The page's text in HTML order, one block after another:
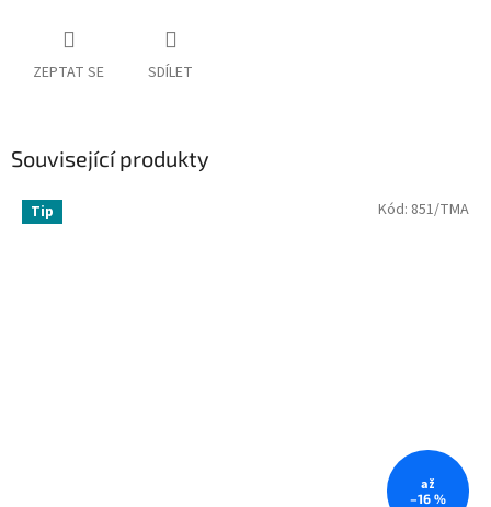
ZEPTAT SE SDÍLET
Související produkty
Tip
až
–16 %
Kód: 851/TMA